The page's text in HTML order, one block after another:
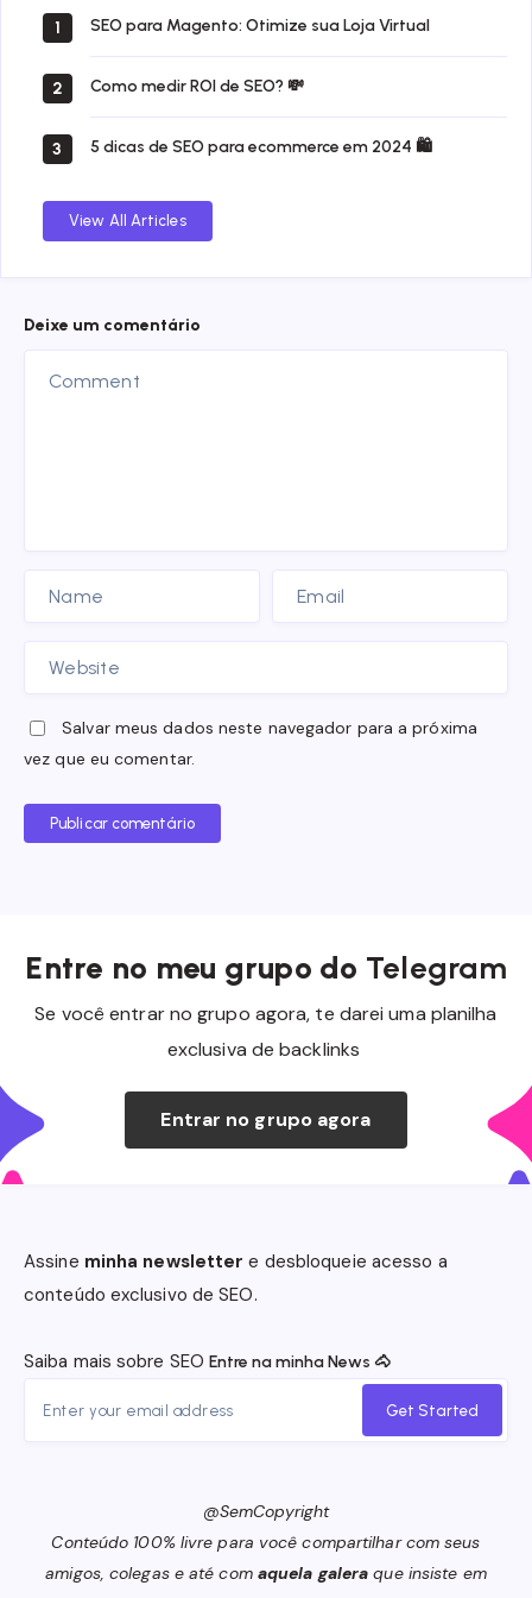
commerce
1 SEO para Magento: Otimize sua Loja Virtual
2 Como medir ROI de SEO? 💸
3 5 dicas de SEO para ecommerce em 2024 🛍️
View All Articles
Deixe um comentário
Salvar meus dados neste navegador para a próxima
vez que eu comentar.
Publicar comentário
Entre no meu grupo do Telegram
Se você entrar no grupo agora, te darei uma planilha
exclusiva de backlinks
Entrar no grupo agora
Assine minha newsletter e desbloqueie acesso a
conteúdo exclusivo de SEO.
Saiba mais sobre SEOEntre na minha News 🐴
Get Started
@SemCopyright
Conteúdo 100% livre para você compartilhar com seus
amigos, colegas e até com aquela galera que insiste em